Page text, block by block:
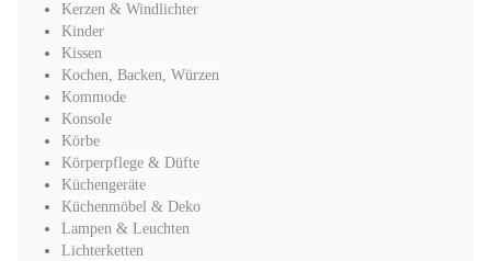
Kerzen & Windlichter
Kinder
Kissen
Kochen, Backen, Würzen
Kommode
Konsole
Körbe
Körperpflege & Düfte
Küchengeräte
Küchenmöbel & Deko
Lampen & Leuchten
Lichterketten